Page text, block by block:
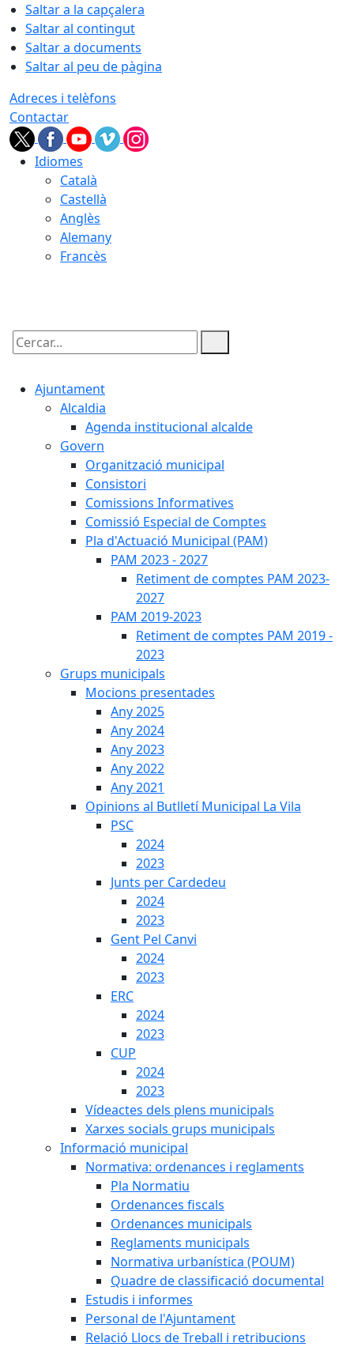
Saltar a la capçalera
Saltar al contingut
Saltar a documents
Saltar al peu de pàgina
Adreces i telèfons
Contactar
Idiomes
Català
Castellà
Anglès
Alemany
Francès
Cercar:
Ajuntament
Alcaldia
Agenda institucional alcalde
Govern
Organització municipal
Consistori
Comissions Informatives
Comissió Especial de Comptes
Pla d'Actuació Municipal (PAM)
PAM 2023 - 2027
Retiment de comptes PAM 2023-
2027
PAM 2019-2023
Retiment de comptes PAM 2019 -
2023
Grups municipals
Mocions presentades
Any 2025
Any 2024
Any 2023
Any 2022
Any 2021
Opinions al Butlletí Municipal La Vila
PSC
2024
2023
Junts per Cardedeu
2024
2023
Gent Pel Canvi
2024
2023
ERC
2024
2023
CUP
2024
2023
Vídeactes dels plens municipals
Xarxes socials grups municipals
Informació municipal
Normativa: ordenances i reglaments
Pla Normatiu
Ordenances fiscals
Ordenances municipals
Reglaments municipals
Normativa urbanística (POUM)
Quadre de classificació documental
Estudis i informes
Personal de l'Ajuntament
Relació Llocs de Treball i retribucions